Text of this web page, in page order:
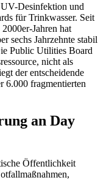
Desinfektion und
für Trinkwasser. Seit
Jahren hat
sechs Jahrzehnte stabil
Public Utilities Board
nicht als
der entscheidende
6.000 fragmentierten
an Day
Öffentlichkeit